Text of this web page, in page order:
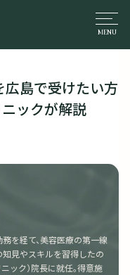
島で受けたい方
ックが解説
を経て、美容医療の第一線
見やスキルを習得したの
ック）院長に就任。得意施